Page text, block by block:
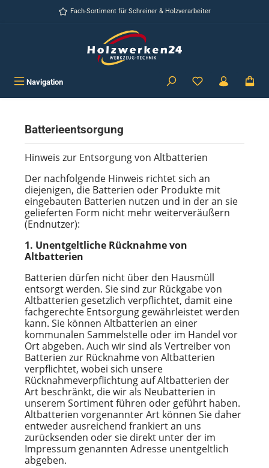
Zum Hauptinhalt springenFach-Sortiment für Schreiner & Holzverarbeiter
Navigation
Batterieentsorgung
Hinweis zur Entsorgung von Altbatterien
Der nachfolgende Hinweis richtet sich an
diejenigen, die Batterien oder Produkte mit
eingebauten Batterien nutzen und in der an sie
gelieferten Form nicht mehr weiterveräußern
(Endnutzer):
1. Unentgeltliche Rücknahme von
Altbatterien
Batterien dürfen nicht über den Hausmüll
entsorgt werden. Sie sind zur Rückgabe von
Altbatterien gesetzlich verpflichtet, damit eine
fachgerechte Entsorgung gewährleistet werden
kann. Sie können Altbatterien an einer
kommunalen Sammelstelle oder im Handel vor
Ort abgeben. Auch wir sind als Vertreiber von
Batterien zur Rücknahme von Altbatterien
verpflichtet, wobei sich unsere
Rücknahmeverpflichtung auf Altbatterien der
Art beschränkt, die wir als Neubatterien in
unserem Sortiment führen oder geführt haben.
Altbatterien vorgenannter Art können Sie daher
entweder ausreichend frankiert an uns
zurücksenden oder sie direkt unter der im
Impressum genannten Adresse unentgeltlich
abgeben.